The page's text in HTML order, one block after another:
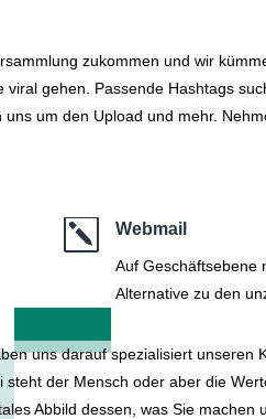
zukommen und wir
viral gehen. Passende Hashtags
um den Upload und mehr.
k Webmail
Auf Geschäftsebene
Alternative zu den
uns darauf spezialisiert unseren
steht der Mensch oder aber die
Abbild dessen, was Sie machen